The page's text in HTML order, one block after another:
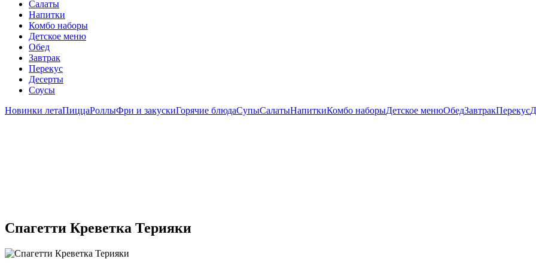
Салаты
Напитки
Комбо наборы
Детское меню
Обед
Завтрак
Перекус
Десерты
Соусы
Новинки летаПиццаРоллыФри и закускиГорячие блюдаСупыСалатыНапиткиКомбо наборыДетское менюОбедЗавтракПерекус
Спагетти Креветка Терияки